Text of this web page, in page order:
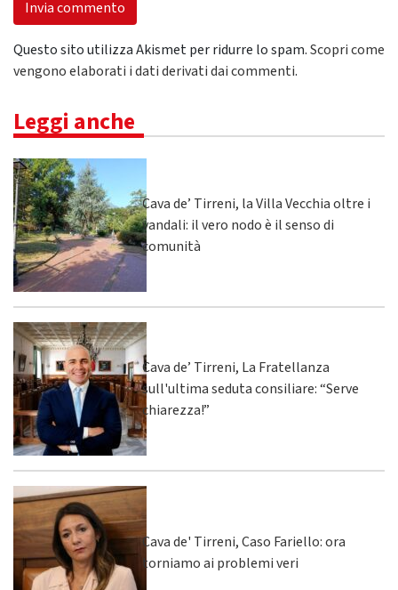
Questo sito utilizza Akismet per ridurre lo spam.Scopri come
vengono elaborati i dati derivati dai commenti.
Leggi anche
Cava de’ Tirreni, la Villa Vecchia oltre i
vandali: il vero nodo è il senso di
comunità
Cava de’ Tirreni, La Fratellanza
sull'ultima seduta consiliare: “Serve
chiarezza!”
Cava de' Tirreni, Caso Fariello: ora
torniamo ai problemi veri